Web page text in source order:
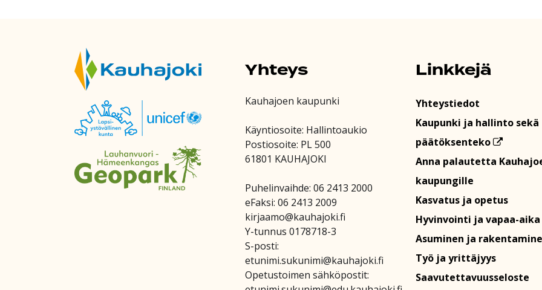
Yhteys
Kauhajoen kaupunki
Käyntiosoite: Hallintoaukio
Postiosoite: PL 500
61801 KAUHAJOKI
Puhelinvaihde: 06 2413 2000
eFaksi: 06 2413 2009
kirjaamo@kauhajoki.fi
Y-tunnus 0178718-3
S-posti:
etunimi.sukunimi@kauhajoki.fi
Opetustoimen sähköpostit:
Linkkejä
Yhteystiedot
Kaupunki ja hallinto sekä
päätöksenteko
Anna palautetta
kaupungille
Kasvatus ja opetus
Hyvinvointi ja vapaa-aika
Asuminen ja
Työ ja yrittäjyys
Saavutettavuusseloste